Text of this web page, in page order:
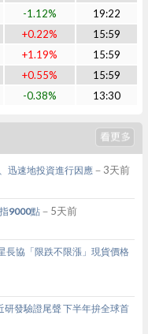
-1.12%
19:22
+0.22%
15:59
+1.19%
15:59
+0.55%
15:59
-0.38% 13:30
迅速地投資進行因應－3天前
9000點－5天前
長協「限跌不限漲」現貨價格
研發驗證尾聲 下半年拚全球首